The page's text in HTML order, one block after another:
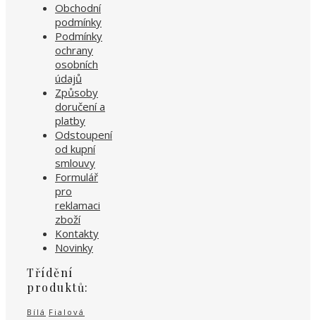
Obchodní
podmínky
Podmínky
ochrany
osobních
údajů
Způsoby
doručení a
platby
Odstoupení
od kupní
smlouvy
Formulář
pro
reklamaci
zboží
Kontakty
Novinky
Třídění
produktů:
Bílá Fialová